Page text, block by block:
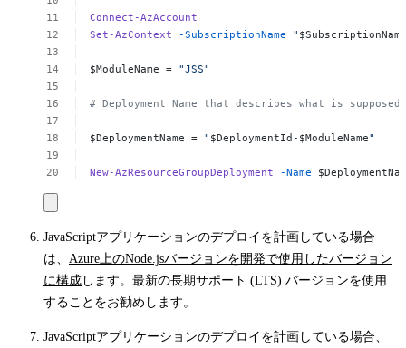
Connect-AzAccount
Set-AzContext
-SubscriptionName "
$ModuleName = "JSS"
# Deployment Name that describes what is supposed
$DeploymentName = " $DeploymentId - $ModuleName"
New-AzResourceGroupDeployment -Name
JavaScriptアプリケーションのデプロイを計画している場合
は、 Azure上のNode.jsバージョンを開発で使用したバージョン
に構成 します。最新の長期サポート (LTS) バージョンを使用
することをお勧めします。
JavaScriptアプリケーションのデプロイを計画している場合、